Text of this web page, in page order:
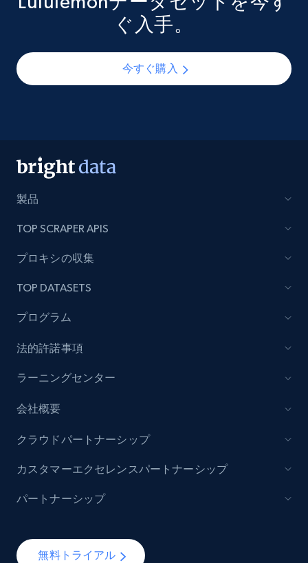
ぐ入手。
今すぐ購入
製品
TOP SCRAPER APIS
プロキシの収集
TOP DATASETS
プログラム
法的許諾事項
ラーニングセンター
会社概要
無料トライアル
クラウドパートナーシップ
カスタマーエクセレンスパートナーシップ
パートナーシップ